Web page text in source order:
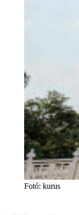
Fotó: kurus